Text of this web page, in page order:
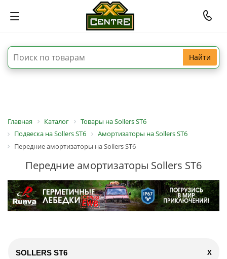
Найти
Главная Каталог
Товары на Sollers ST6
Подвеска на Sollers ST6
Амортизаторы на Sollers ST6
Передние амортизаторы на Sollers ST6
Передние амортизаторы Sollers ST6
SOLLERS ST6 X